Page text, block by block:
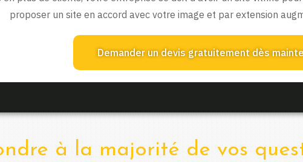
proposer un site en accord avec votre image et par extension
Demander un devis gratuitement dès
à la majorité de vos